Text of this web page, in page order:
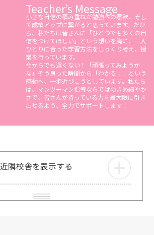
Teacher’s Message
小さな自信の積み重ねが勉強への意欲、そし
て成績アップに繋がると思っています。だか
ら、私たちは皆さんに「ひとつでも多くの自
信をつけてほしい」という想いを胸に、一人
ひとりに合った学習方法をじっくり考え、授
業を行っています。
今からでも遅くない！「頑張ってみようか
な」そう思った瞬間から「わかる！」という
感動へ、一歩近づこうとしています。私たち
は、マンツーマン指導ならではのきめ細やか
さで、皆さんが持っている力を最大限に引き
出せるよう、全力でサポートします！
隣校舎を表示する